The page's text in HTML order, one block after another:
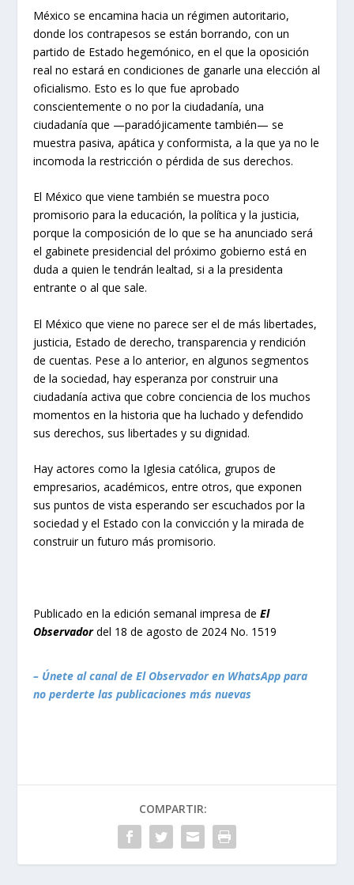
México se encamina hacia un régimen autoritario,
donde los contrapesos se están borrando, con un
partido de Estado hegemónico, en el que la oposición
real no estará en condiciones de ganarle una elección al
oficialismo. Esto es lo que fue aprobado
conscientemente o no por la ciudadanía, una
ciudadanía que —paradójicamente también— se
muestra pasiva, apática y conformista, a la que ya no le
incomoda la restricción o pérdida de sus derechos.
El México que viene también se muestra poco
promisorio para la educación, la política y la justicia,
porque la composición de lo que se ha anunciado será
el gabinete presidencial del próximo gobierno está en
duda a quien le tendrán lealtad, si a la presidenta
entrante o al que sale.
El México que viene no parece ser el de más libertades,
justicia, Estado de derecho, transparencia y rendición
de cuentas. Pese a lo anterior, en algunos segmentos
de la sociedad, hay esperanza por construir una
ciudadanía activa que cobre conciencia de los muchos
momentos en la historia que ha luchado y defendido
sus derechos, sus libertades y su dignidad.
Hay actores como la Iglesia católica, grupos de
empresarios, académicos, entre otros, que exponen
sus puntos de vista esperando ser escuchados por la
sociedad y el Estado con la convicción y la mirada de
construir un futuro más promisorio.
Publicado en la edición semanal impresa deEl
Observadordel 18 de agosto de 2024 No. 1519
– Únete al canal de El Observador en WhatsApp para
no perderte las publicaciones más nuevas
COMPARTIR: